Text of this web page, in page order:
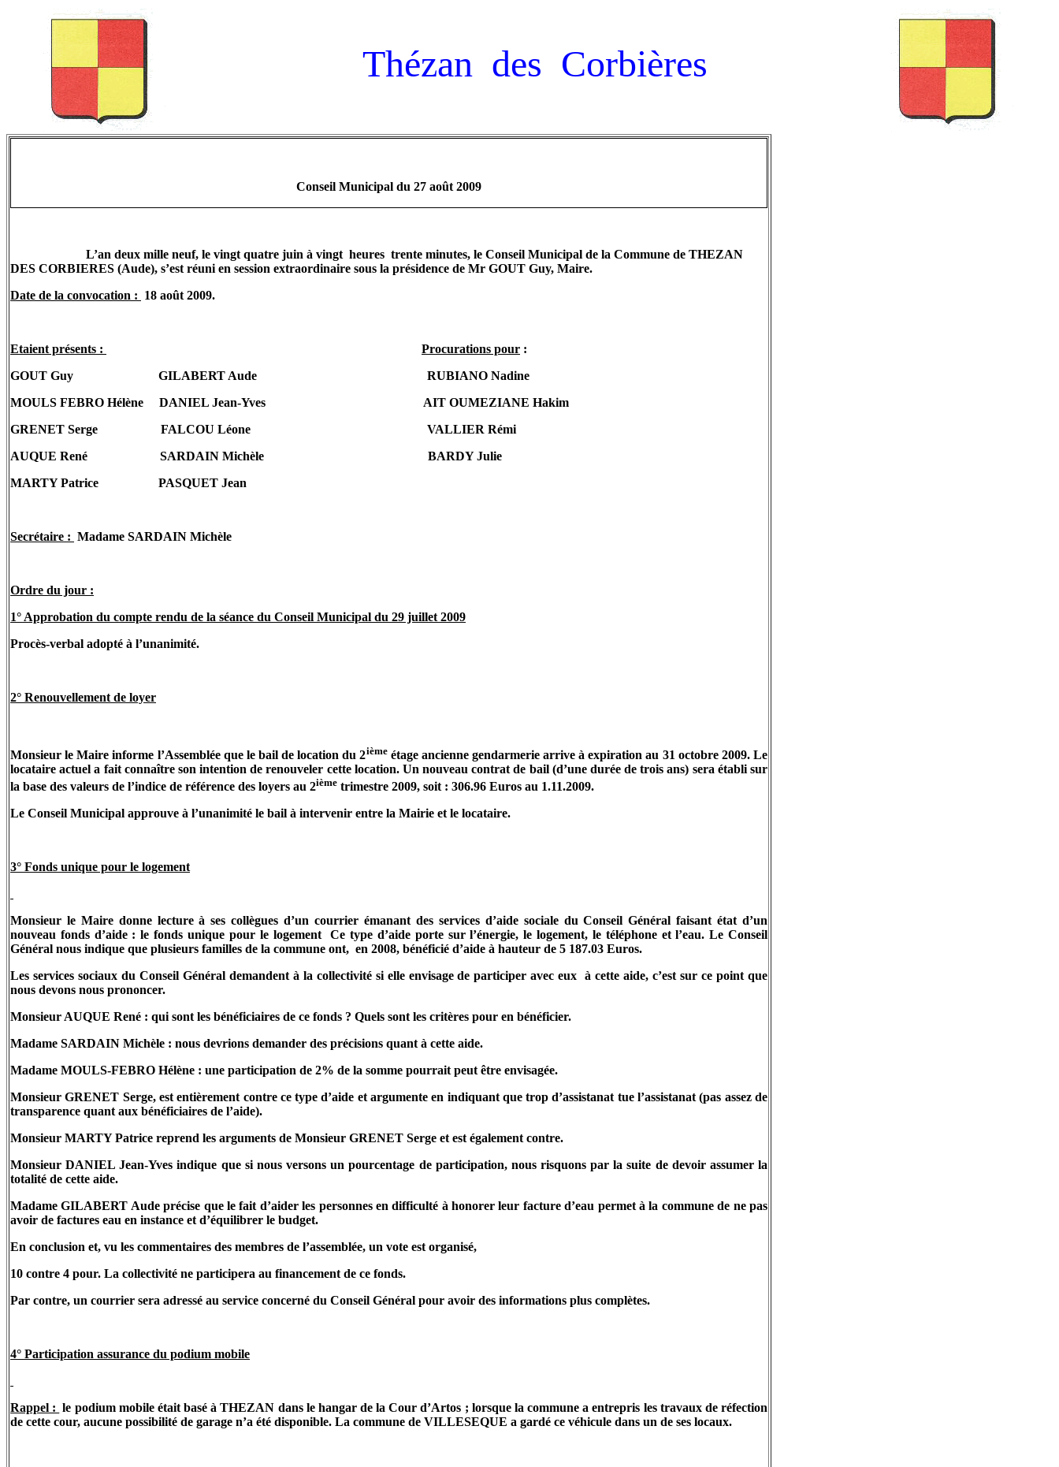
Thézan des Corbières
Conseil Municipal du 27 août 2009
L’an deux mille neuf, le vingt quatre juin à vingt heures trente minutes, le Conseil Municipal de la Commune de THEZAN
DES CORBIERES (Aude), s’est réuni en session extraordinaire sous la présidence de Mr GOUT Guy, Maire.
Date de la convocation : 18 août 2009.
Etaient présents : Procurations pour :
GOUT Guy GILABERT Aude
RUBIANO Nadine
MOULS FEBRO Hélène
DANIEL Jean-Yves
AIT OUMEZIANE Hakim
GRENET Serge
FALCOU Léone
VALLIER Rémi
AUQUE René
SARDAIN Michèle
BARDY Julie
MARTY Patrice
PASQUET Jean
Secrétaire : Madame SARDAIN Michèle
Ordre du jour :
1° Approbation du compte rendu de la séance du Conseil Municipal du 29 juillet 2009
Procès-verbal adopté à l’unanimité.
2° Renouvellement de loyer
Monsieur le Maire informe l’Assemblée que le bail de location du 2ièmeétage ancienne gendarmerie arrive à expiration au 31 octobre 2009. Le
locataire actuel a fait connaître son intention de renouveler cette location. Un nouveau contrat de bail (d’une durée de trois ans) sera établi sur
la base des valeurs de l’indice de référence des loyers au 2ième trimestre 2009, soit : 306.96 Euros au 1.11.2009.
Le Conseil Municipal approuve à l’unanimité le bail à intervenir entre la Mairie et le locataire.
3° Fonds unique pour le logement
Monsieur le Maire donne lecture à ses collègues d’un courrier émanant des services d’aide sociale du Conseil Général faisant état d’un
nouveau fonds d’aide : le fonds unique pour le logement
Ce type d’aide porte sur l’énergie, le logement, le téléphone et l’eau. Le Conseil
Général nous indique que plusieurs familles de la commune ont, en 2008, bénéficié d’aide à hauteur de 5 187.03 Euros.
Les services sociaux du Conseil Général demandent à la collectivité si elle envisage de participer avec eux
à cette aide, c’est sur ce point que
nous devons nous prononcer.
Monsieur AUQUE René : qui sont les bénéficiaires de ce fonds ? Quels sont les critères pour en bénéficier.
Madame SARDAIN Michèle : nous devrions demander des précisions quant à cette aide.
Madame MOULS-FEBRO Hélène : une participation de 2% de la somme pourrait peut être envisagée.
Monsieur GRENET Serge, est entièrement contre ce type d’aide et argumente en indiquant que trop d’assistanat tue l’assistanat (pas assez de
transparence quant aux bénéficiaires de l’aide).
Monsieur MARTY Patrice reprend les arguments de Monsieur GRENET Serge et est également contre.
Monsieur DANIEL Jean-Yves indique que si nous versons un pourcentage de participation, nous risquons par la suite de devoir assumer la
totalité de cette aide.
Madame GILABERT Aude précise que le fait d’aider les personnes en difficulté à honorer leur facture d’eau permet à la commune de ne pas
avoir de factures eau en instance et d’équilibrer le budget.
En conclusion et, vu les commentaires des membres de l’assemblée, un vote est organisé,
10 contre 4 pour. La collectivité ne participera au financement de ce fonds.
Par contre, un courrier sera adressé au service concerné du Conseil Général pour avoir des informations plus complètes.
4° Participation assurance du podium mobile
Rappel : le podium mobile était basé à THEZAN dans le hangar de la Cour d’Artos ; lorsque la commune a entrepris les travaux de réfection
de cette cour, aucune possibilité de garage n’a été disponible. La commune de VILLESEQUE a gardé ce véhicule dans un de ses locaux.